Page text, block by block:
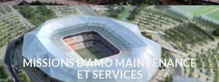
MISSIONS D’AMO MAINTENANCE
ET SERVICES